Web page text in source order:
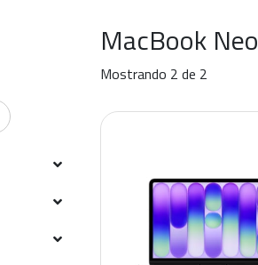
MacBook Neo
Mostrando 2 de 2